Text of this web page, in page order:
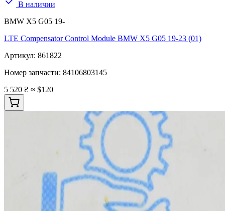
В наличии
BMW X5 G05 19-
LTE Compensator Control Module BMW X5 G05 19-23 (01)
Артикул: 861822
Номер запчасти: 84106803145
5 520 ₴ ≈ $120